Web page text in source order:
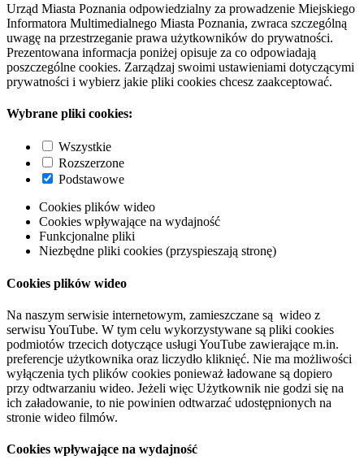
Urząd Miasta Poznania odpowiedzialny za prowadzenie Miejskiego
Informatora Multimedialnego Miasta Poznania, zwraca szczególną
uwagę na przestrzeganie prawa użytkowników do prywatności.
Prezentowana informacja poniżej opisuje za co odpowiadają
poszczególne cookies. Zarządzaj swoimi ustawieniami dotyczącymi
prywatności i wybierz jakie pliki cookies chcesz zaakceptować.
Wybrane pliki cookies:
Wszystkie
Rozszerzone
Podstawowe
Cookies plików wideo
Cookies wpływające na wydajność
Funkcjonalne pliki
Niezbędne pliki cookies (przyspieszają stronę)
Cookies plików wideo
Na naszym serwisie internetowym, zamieszczane są wideo z
serwisu YouTube. W tym celu wykorzystywane są pliki cookies
podmiotów trzecich dotyczące usługi YouTube zawierające m.in.
preferencje użytkownika oraz liczydło kliknięć. Nie ma możliwości
wyłączenia tych plików cookies ponieważ ładowane są dopiero
przy odtwarzaniu wideo. Jeżeli więc Użytkownik nie godzi się na
ich załadowanie, to nie powinien odtwarzać udostępnionych na
stronie wideo filmów.
Cookies wpływające na wydajność